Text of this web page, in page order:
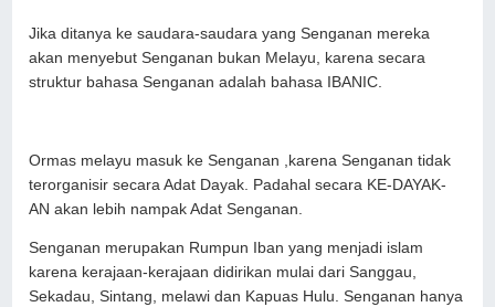
Jika ditanya ke saudara-saudara yang Senganan mereka
akan menyebut Senganan bukan Melayu, karena secara
struktur bahasa Senganan adalah bahasa IBANIC.
Ormas melayu masuk ke Senganan ,karena Senganan tidak
terorganisir secara Adat Dayak. Padahal secara KE-DAYAK-
AN akan lebih nampak Adat Senganan.
Senganan merupakan Rumpun Iban yang menjadi islam
karena kerajaan-kerajaan didirikan mulai dari Sanggau,
Sekadau, Sintang, melawi dan Kapuas Hulu. Senganan hanya